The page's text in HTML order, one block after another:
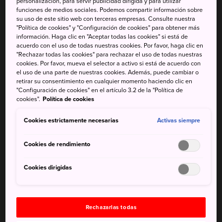
Fumihiko Maki fue uno de los miembros principales de la
primera Conferencia Mundial de Diseño celebrada en
funciones de medios sociales. Podemos compartir información sobre
su uso de este sitio web con terceras empresas. Consulte nuestra
"Política de cookies" y "Configuración de cookies" para obtener más
información. Haga clic en "Aceptar todas las cookies" si está de
acuerdo con el uso de todas nuestras cookies. Por favor, haga clic en
"Rechazar todas las cookies" para rechazar el uso de todas nuestras
cookies. Por favor, mueva el selector a activo si está de acuerdo con
el uso de una parte de nuestras cookies. Además, puede cambiar o
retirar su consentimiento en cualquier momento haciendo clic en
"Configuración de cookies" en el artículo 3.2 de la "Política de
cookies". Política de cookies
Cookies estrictamente necesarias Activas siempre
Cookies de rendimiento
Cookies dirigidas
Rechazarlas todas